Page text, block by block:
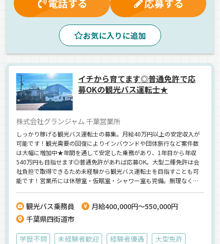
夜 真夜中 朝
拠点多数
ドライブレコーダー
観光バス カーナビ搭載
エアサス 一般旅客 バス 正社員
電話する 応募する
お気に入りに追加
イチから育てます◎普通免許で応
募OKの観光バス運転士★
株式会社グランジャム 千葉営業所
しっかり稼げる観光バス運転士の募集。月給40万円以上の安定収入が
可能です！観光需要の回復によりインバウンドや団体旅行など案件数
は大幅に増加中★年間を通して安定した乗務があり、1年目から年収
540万円も目指せます◎普通免許があれば応募OK。大型二種免許は会
社負担で取得できるため未経験から観光バス運転士を目指すことも可
能です！営業所には休憩室・仮眠室・シャワー室も完備。無理なく働
観光バス乗務員
月給400,000円～550,000円
千葉県四街道市
学歴不問 未経験者歓迎 経験者優遇
大型免許